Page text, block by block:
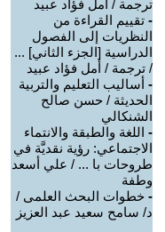
ترجمة / أمل فؤاد عبيد
- تقييم القراءة من
النظريات إلى الفصول
الدراسية [الجزء الثاني] ...
/ ترجمة / أمل فؤاد عبيد
- أساليب التعليم والتربية
الحديثة / حسن صالح
الشنكالي
- اللغة والطبقة والانتماء
الاجتماعي: رؤية نقديَّة في
طروحات با ... / علي أسعد
وطفة
- خطوات البحث العلمى /
د/ سامح سعيد عبد العزيز